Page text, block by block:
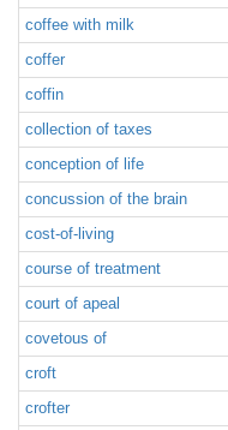
coffee with milk
coffer
coffin
collection of taxes
conception of life
concussion of the brain
cost-of-living
course of treatment
court of apeal
covetous of
croft
crofter